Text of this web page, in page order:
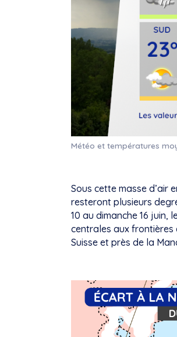
Météo et températures
Sous cette masse d’air
resteront plusieurs
10 au dimanche 16 juin,
centrales aux frontières
Suisse et près de la